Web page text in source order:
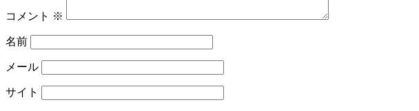
コメント ※
名前
メール
サイト